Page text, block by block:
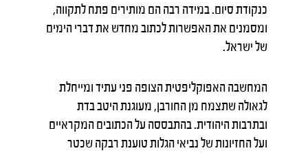
כנקודת סיום. במידה רבה הם מותירים פתח לתקווה,
ומסמנים את האפשרות לכתוב מחדש את דברי הימים
של ישראל.
המחשבה האפוקליפטית הצופה פני עתיד ומייחלת
לגאולה שתצמח מן החורבן, מעוגנת היטב בדת
ובתרבות היהודית. בהתבססה על הכתובים המקראיים
ועל החזיונות של נביאי הגלות טוענת רבקה שכטר